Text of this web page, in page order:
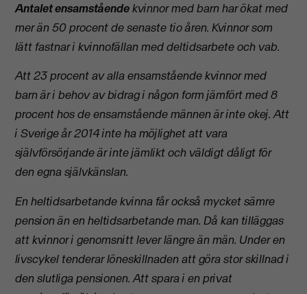
Antalet ensamståendekvinnor med barn har ökat med
mer än 50 procent de senaste tio åren. Kvinnor som
lätt fastnar i kvinnofällan med deltidsarbete och vab.
Att 23 procent av alla ensamstående kvinnor med
barn är i behov av bidrag i någon form jämfört med 8
procent hos de ensamstående männen är inte okej. Att
i Sverige år 2014 inte ha möjlighet att vara
självförsörjande är inte jämlikt och väldigt dåligt för
den egna självkänslan.
En heltidsarbetande kvinna får också mycket sämre
pension än en heltidsarbetande man. Då kan tilläggas
att kvinnor i genomsnitt lever längre än män. Under en
livscykel tenderar löneskillnaden att göra stor skillnad i
den slutliga pensionen. Att spara i en privat